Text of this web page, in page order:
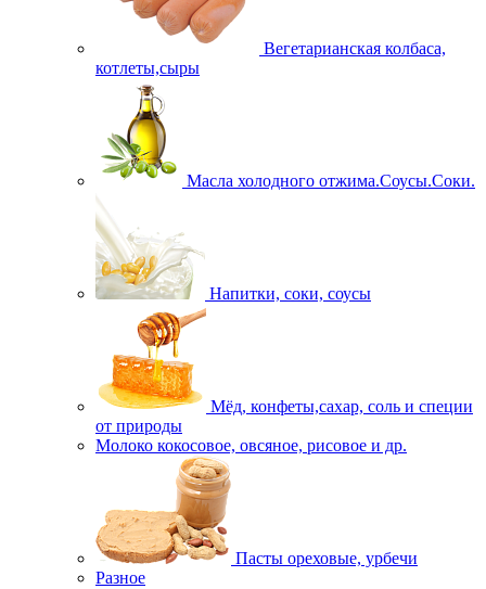
Вегетарианская колбаса,
котлеты,сыры
Масла холодного отжима.Соусы.Соки.
Напитки, соки, соусы
Мёд, конфеты,сахар, соль и специи
от природы
Молоко кокосовое, овсяное, рисовое и др.
Пасты ореховые, урбечи
Разное